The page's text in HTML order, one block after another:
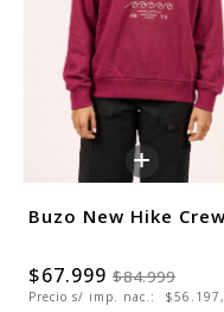
+
Buzo New Hike Crew
$67.999 $84.999
Precio s/ imp. nac.: